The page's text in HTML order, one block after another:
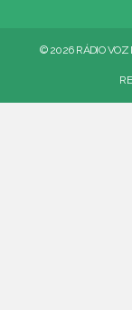
© 2026 RÁDIO VOZ